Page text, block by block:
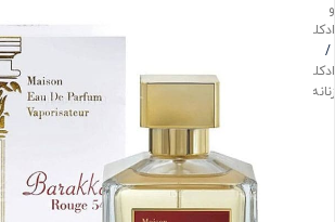
و
ادکلن
/
ادکلن
زنانه